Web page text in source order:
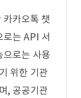
카오톡 챗
로는 API 서
으로는 사용
위한 기관
, 공공기관